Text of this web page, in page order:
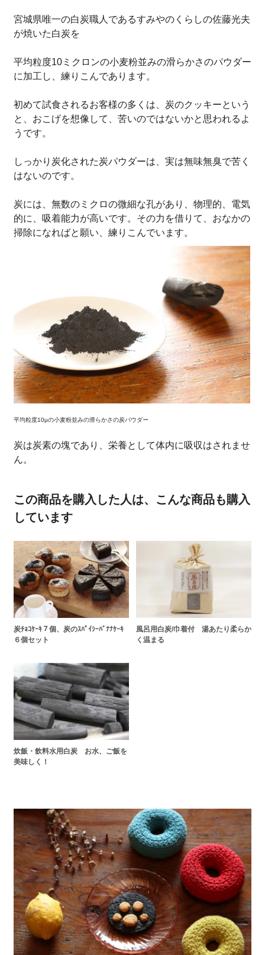
宮城県唯一の白炭職人であるすみやのくらしの佐藤光夫
が焼いた白炭を
平均粒度10ミクロンの小麦粉並みの滑らかさのパウダー
に加工し、練りこんであります。
初めて試食されるお客様の多くは、炭のクッキーという
と、おこげを想像して、苦いのではないかと思われるよ
うです。
しっかり炭化された炭パウダーは、実は無味無臭で苦く
はないのです。
炭には、無数のミクロの微細な孔があり、物理的、電気
的に、吸着能力が高いです。その力を借りて、おなかの
掃除になればと願い、練りこんでいます。
平均粒度10μの小麦粉並みの滑らかさの炭パウダー
炭は炭素の塊であり、栄養として体内に吸収はされませ
ん。
この商品を購入した人は、こんな商品も購入
しています
炭ﾁｮｺｹｰｷ７個、炭のｽﾊﾟｲｼｰﾊﾞﾅﾅｹｰｷ
６個セット
風呂用白炭/巾着付 湯あたり柔らか
く温まる
炊飯・飲料水用白炭 お水、ご飯を
美味しく！